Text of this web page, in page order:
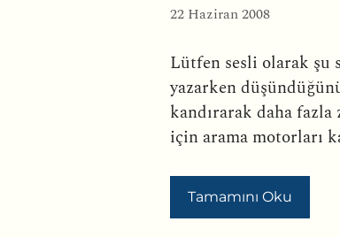
22 Haziran 2008
Lütfen sesli olarak şu
yazarken
kandırarak daha
için arama motorları
Tamamını Oku